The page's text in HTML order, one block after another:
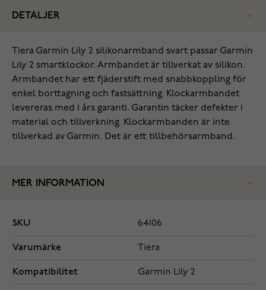
DETALJER
Tiera Garmin Lily 2 silikonarmband svart passar Garmin
Lily 2 smartklockor. Armbandet är tillverkat av silikon.
Armbandet har ett fjäderstift med snabbkoppling för
enkel borttagning och fastsättning. Klockarmbandet
levereras med 1 års garanti. Garantin täcker defekter i
material och tillverkning. Klockarmbanden är inte
tillverkad av Garmin. Det är ett tillbehörsarmband.
MER INFORMATION
SKU 64106
Varumärke Tiera
Kompatibilitet Garmin Lily 2